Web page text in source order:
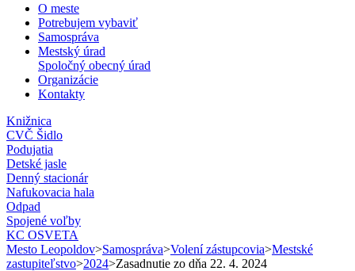
O meste
Potrebujem vybaviť
Samospráva
Mestský úrad
Spoločný obecný úrad
Organizácie
Kontakty
Knižnica
CVČ Šidlo
Podujatia
Detské jasle
Denný stacionár
Nafukovacia hala
Odpad
Spojené voľby
KC OSVETA
Mesto Leopoldov>Samospráva>Volení zástupcovia>Mestské
zastupiteľstvo>2024>Zasadnutie zo dňa 22. 4. 2024